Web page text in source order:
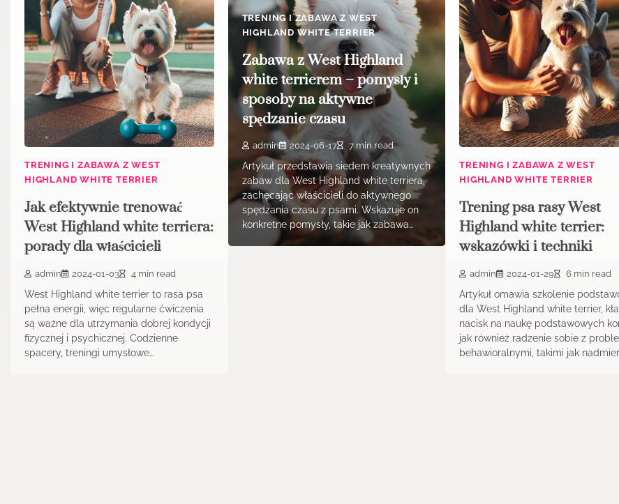
TRENING I ZABAWA Z WEST
HIGHLAND WHITE TERRIER
Jak efektywnie trenować
West Highland white terriera:
porady dla właścicieli
admin 2024-01-03 4 min read
West Highland white terrier to rasa psa
pełna energii, więc regularne ćwiczenia
są ważne dla utrzymania dobrej kondycji
fizycznej i psychicznej. Codzienne
spacery, treningi umysłowe…
TRENING I ZABAWA Z WEST
HIGHLAND WHITE TERRIER
Zabawa z West Highland
white terrierem – pomysły i
sposoby na aktywne
spędzanie czasu
admin 2024-06-17 7 min read
Artykuł przedstawia siedem kreatywnych
zabaw dla West Highland white terriera,
zachęcając właścicieli do aktywnego
spędzania czasu z psami. Wskazuje on
konkretne pomysły, takie jak zabawa…
TRENING I ZABAWA Z WEST
HIGHLAND WHITE TERRIER
Trening psa rasy West
Highland white terrier:
wskazówki i techniki
admin 2024-01-29 6 min read
Artykuł omawia szkolenie
dla West Highland white terrier,
nacisk na naukę podstawowych
jak również radzenie sobie z
behawioralnymi, takimi jak